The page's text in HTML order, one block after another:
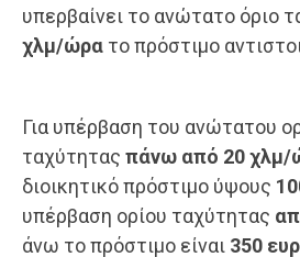
υπερβαίνει το ανώτατο όριο
χλμ/ώρα το πρόστιμο
Για υπέρβαση του ανώτατου
ταχύτητας πάνω από 20 χλμ/
διοικητικό πρόστιμο ύψους
υπέρβαση ορίου ταχύτητας
άνω το πρόστιμο είναι 350